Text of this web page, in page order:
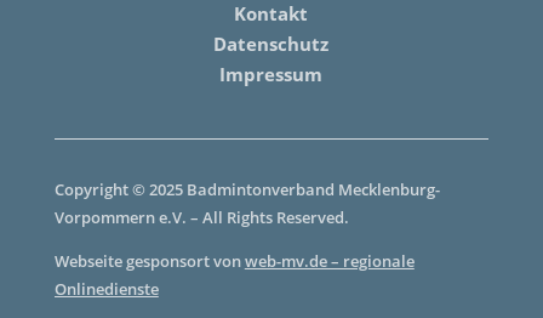
Kontakt
Datenschutz
Impressum
Copyright © 2025 Badmintonverband Mecklenburg-
Vorpommern e.V. – All Rights Reserved.
Webseite gesponsort vonweb-mv.de – regionale
Onlinedienste